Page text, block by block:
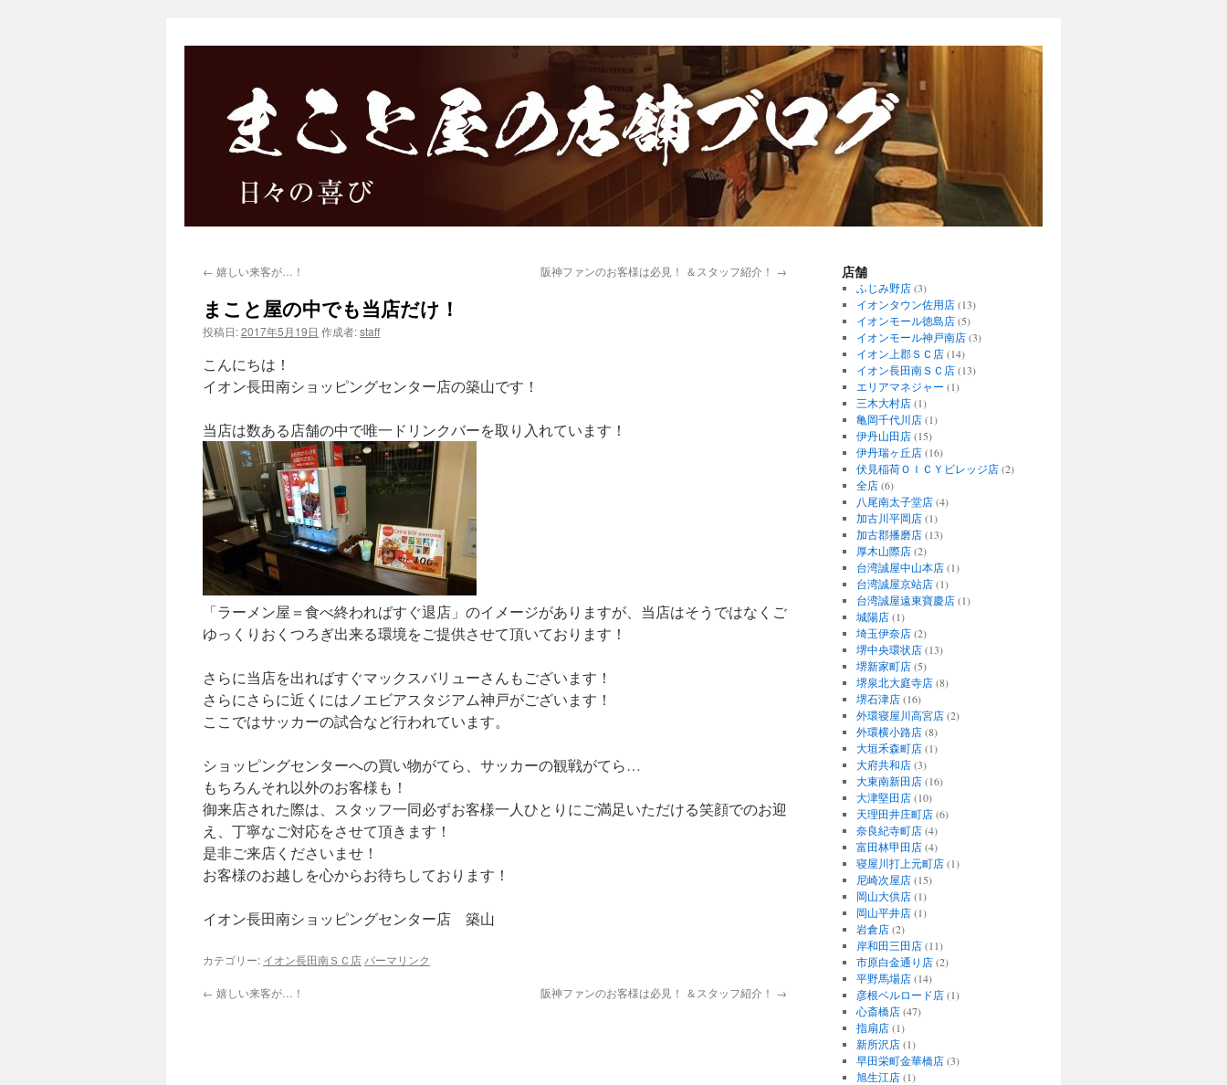
← 嬉しい来客が…！ 阪神ファンのお客様は必見！ ＆スタッフ紹介！ →
まこと屋の中でも当店だけ！
投稿日:2017年5月19日 作成者:staff
こんにちは！
イオン長田南ショッピングセンター店の築山です！
当店は数ある店舗の中で唯一ドリンクバーを取り入れています！
「ラーメン屋＝食べ終わればすぐ退店」のイメージがありますが、当店はそうではなくご
ゆっくりおくつろぎ出来る環境をご提供させて頂いております！
さらに当店を出ればすぐマックスバリューさんもございます！
さらにさらに近くにはノエビアスタジアム神戸がございます！
ここではサッカーの試合など行われています。
ショッピングセンターへの買い物がてら、サッカーの観戦がてら…
もちろんそれ以外のお客様も！
御来店された際は、スタッフ一同必ずお客様一人ひとりにご満足いただける笑顔でのお迎
え、丁寧なご対応をさせて頂きます！
是非ご来店くださいませ！
お客様のお越しを心からお待ちしております！
イオン長田南ショッピングセンター店 築山
カテゴリー: イオン長田南ＳＣ店 パーマリンク
← 嬉しい来客が…！ 阪神ファンのお客様は必見！ ＆スタッフ紹介！ →
店舗
ふじみ野店(3)
イオンタウン佐用店(13)
イオンモール徳島店(5)
イオンモール神戸南店(3)
イオン上郡ＳＣ店(14)
イオン長田南ＳＣ店(13)
エリアマネジャー (1)
三木大村店(1)
亀岡千代川店(1)
伊丹山田店(15)
伊丹瑞ヶ丘店(16)
伏見稲荷ＯＩＣＹビレッジ店(2)
全店(6)
八尾南太子堂店(4)
加古川平岡店(1)
加古郡播磨店(13)
厚木山際店(2)
台湾誠屋中山本店(1)
台湾誠屋京站店(1)
台湾誠屋遠東寶慶店(1)
城陽店(1)
埼玉伊奈店(2)
堺中央環状店(13)
堺新家町店(5)
堺泉北大庭寺店(8)
堺石津店(16)
外環寝屋川高宮店(2)
外環横小路店(8)
大垣禾森町店(1)
大府共和店(3)
大東南新田店(16)
大津堅田店(10)
天理田井庄町店(6)
奈良紀寺町店(4)
富田林甲田店(4)
寝屋川打上元町店(1)
尼崎次屋店(15)
岡山大供店(1)
岡山平井店(1)
岩倉店(2)
岸和田三田店(11)
市原白金通り店(2)
平野馬場店(14)
彦根ベルロード店(1)
心斎橋店(47)
指扇店(1)
新所沢店(1)
早田栄町金華橋店(3)
旭生江店(1)